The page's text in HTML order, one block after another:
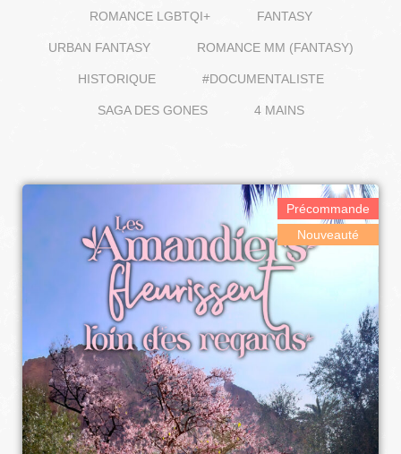
ROMANCE LGBTQI+ FANTASY
URBAN FANTASY ROMANCE MM (FANTASY)
HISTORIQUE #DOCUMENTALISTE
SAGA DES GONES 4 MAINS
Précommande
Nouveauté